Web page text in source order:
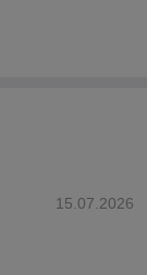
15.07.2026